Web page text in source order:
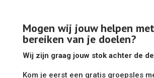
Mogen wij jouw helpen
bereiken van je doelen?
Wij zijn graag jouw stok achter de
Kom je eerst een gratis groepsles